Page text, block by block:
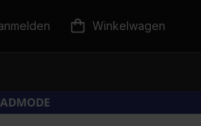
Winkelwagen